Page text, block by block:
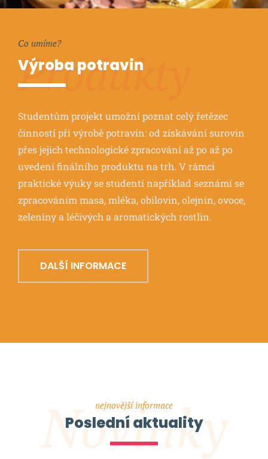
Produkty
Co umíme?
Výroba potravin
Studentům projekt umožní poznat celý řetězec
činností při výrobě potravin: od získávání surovin
přes jejich technologické zpracování až po až po
uvedení finálního produktu na trh. V rámci
praktické výuky se studenti například seznámí se
zpracováním masa, mléka, obilovin, olejnin, ovoce,
zeleniny a léčivých a aromatických rostlin.
DALŠÍ INFORMACE
Novinky
nejnovější informace
Poslední aktuality